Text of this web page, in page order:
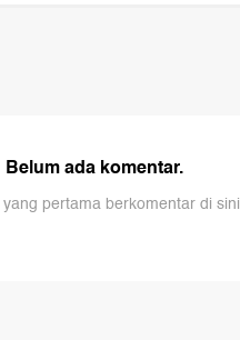
Belum ada komentar.
pertama berkomentar di sini